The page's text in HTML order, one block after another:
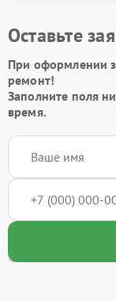
Оставьте
При оформлении
ремонт!
Заполните поля
время.